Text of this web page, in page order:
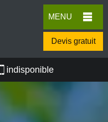
MENU
Devis gratuit
indisponible